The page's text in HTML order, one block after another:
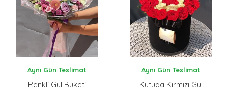
Aynı Gün Teslimat
Renkli Gül Buketi
Aynı Gün Teslimat
Kutuda Kırmızı Gül